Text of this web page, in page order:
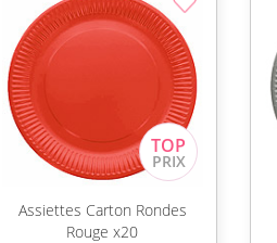
Assiettes Carton Rondes
Rouge x20